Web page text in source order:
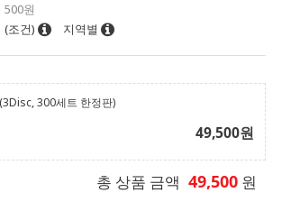
500원
(조건) 지역별
300세트 한정판)
49,500원
총 상품 금액 49,500 원